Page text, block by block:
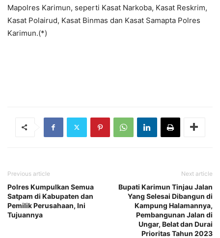
Mapolres Karimun, seperti Kasat Narkoba, Kasat Reskrim,
Kasat Polairud, Kasat Binmas dan Kasat Samapta Polres
Karimun.(*)
Previous article
Polres Kumpulkan Semua
Satpam di Kabupaten dan
Pemilik Perusahaan, Ini
Tujuannya
Next article
Bupati Karimun Tinjau Jalan
Yang Selesai Dibangun di
Kampung Halamannya,
Pembangunan Jalan di
Ungar, Belat dan Durai
Prioritas Tahun 2023